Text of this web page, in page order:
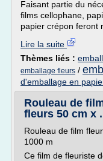
Faisant partie du
films cellophane,
papier crépon feront
Lire la suite
Thèmes liés :
emballage fleurs /
d'emballage en
Rouleau de
fleurs 50 cm x
Rouleau de film
1000 m
Ce film de fleuriste